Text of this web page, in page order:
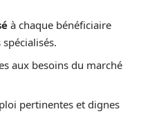
à chaque bénéficiaire
aux besoins du marché
pertinentes et dignes